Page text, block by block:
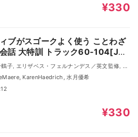
¥330
ブがスゴークよく使う ことわざ
話 大特訓 トラック60-104[Jリ
版]
／英文監修
KarenHaedrich, 水月優希
¥330